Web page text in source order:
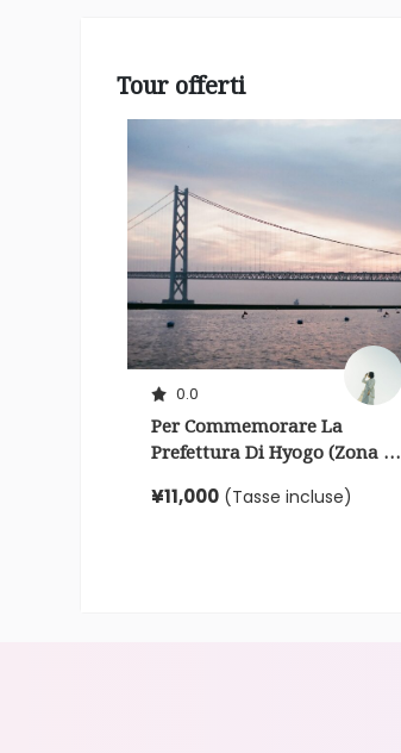
Tour offerti
0.0
Per Commemorare La
Prefettura Di Hyogo (zona Di
Viaggio D'affari Per
¥11,000 (Tasse incluse)